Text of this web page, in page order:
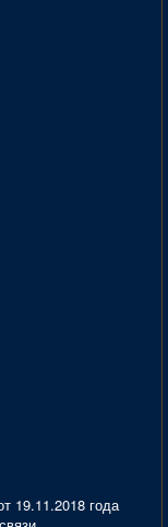
19.11.2018 года